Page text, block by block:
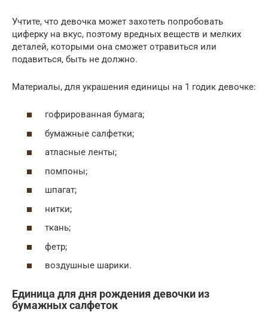
Учтите, что девочка может захотеть попробовать
циферку на вкус, поэтому вредных веществ и мелких
деталей, которыми она сможет отравиться или
подавиться, быть не должно.
Материалы, для украшения единицы на 1 годик девочке:
гофрированная бумага;
бумажные салфетки;
атласные ленты;
помпоны;
шпагат;
нитки;
ткань;
фетр;
воздушные шарики.
Единица для дня рождения девочки из
бумажных салфеток